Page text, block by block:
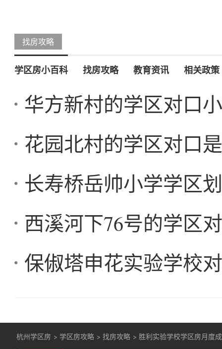
找房攻略
学区房小百科 找房攻略 教育资讯 相关政策
华方新村的学区对口
花园北村的学区对口
长寿桥岳帅小学学区
西溪河下76号的学区
保俶塔申花实验学校
杭州学区房 > 学区房攻略 >找房攻略 > 胜利实验学校学区房月度